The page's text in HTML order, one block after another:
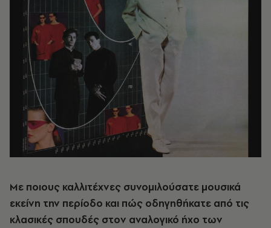
Με ποιους καλλιτέχνες συνομιλούσατε μουσικά
εκείνη την περίοδο και πώς οδηγηθήκατε από τις
κλασικές σπουδές στον αναλογικό ήχο των